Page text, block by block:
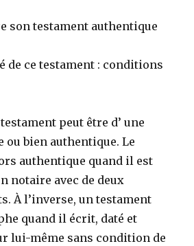
son testament authentique
de ce testament : conditions
peut être d’ une
ou bien authentique. Le
authentique quand il est
notaire avec de deux
À l’inverse, un testament
quand il écrit, daté et
lui-même sans condition de